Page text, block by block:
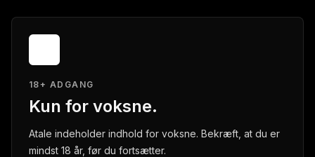
18+ ADGANG
Kun for voksne.
Atale indeholder indhold for voksne. Bekræft, at du er
mindst 18 år, før du fortsætter.